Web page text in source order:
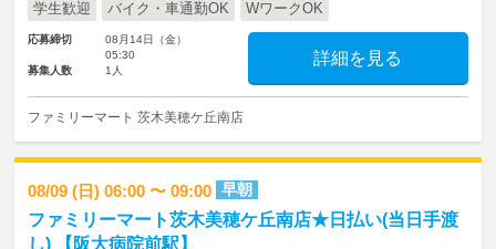
学生歓迎
バイク・車通勤OK WワークOK
応募締切
08月14日（金）
05:30
募集人数
1人
詳細を見る
ファミリーマート 茨木美穂ケ丘南店
08/09 (日) 06:00 〜 09:00 早朝
ファミリーマート茨木美穂ケ丘南店★日払い(当日手渡
し) 【阪大病院前駅】